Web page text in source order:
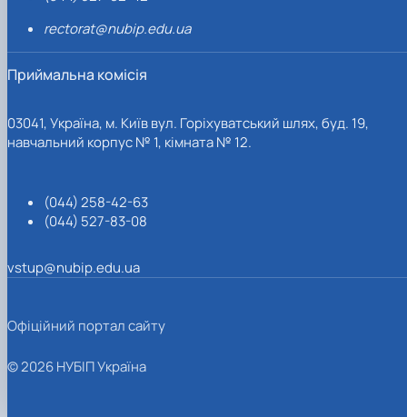
rectorat@nubip.edu.ua
Приймальна комісія
03041, Україна, м. Київ вул. Горіхуватський шлях, буд. 19,
навчальний корпус № 1, кімната № 12.
(044) 258-42-63
(044) 527-83-08
vstup@nubip.edu.ua
Офіційний портал сайту
© 2026 НУБІП Україна